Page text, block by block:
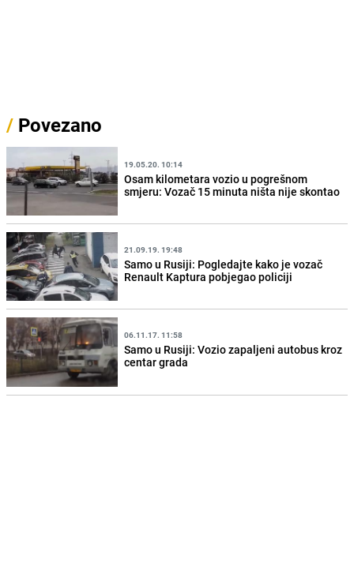
/ Povezano
19.05.20. 10:14
Osam kilometara vozio u pogrešnom
smjeru: Vozač 15 minuta ništa nije skontao
21.09.19. 19:48
Samo u Rusiji: Pogledajte kako je vozač
Renault Kaptura pobjegao policiji
06.11.17. 11:58
Samo u Rusiji: Vozio zapaljeni autobus kroz
centar grada